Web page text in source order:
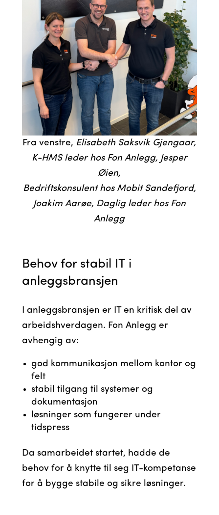
Fra venstre, Elisabeth Saksvik Gjengaar,
K-HMS leder hos Fon Anlegg, Jesper
Øien,
Bedriftskonsulent hos Mobit Sandefjord,
Joakim Aarøe, Daglig leder hos Fon
Anlegg
Behov for stabil IT i
anleggsbransjen
I anleggsbransjen er IT en kritisk del av
arbeidshverdagen. Fon Anlegg er
avhengig av:
god kommunikasjon mellom kontor og
felt
stabil tilgang til systemer og
dokumentasjon
løsninger som fungerer under
tidspress
Da samarbeidet startet, hadde de
behov for å knytte til seg IT-kompetanse
for å bygge stabile og sikre løsninger.